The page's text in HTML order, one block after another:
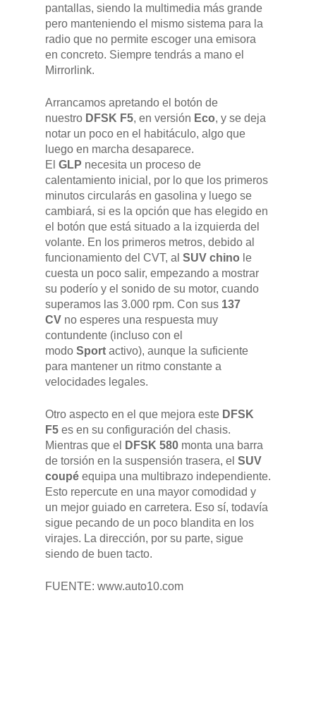
pantallas, siendo la multimedia más grande
pero manteniendo el mismo sistema para la
radio que no permite escoger una emisora
en concreto. Siempre tendrás a mano el
Mirrorlink.
Arrancamos apretando el botón de
nuestro DFSK F5, en versión Eco, y se deja
notar un poco en el habitáculo, algo que
luego en marcha desaparece.
El GLP necesita un proceso de
calentamiento inicial, por lo que los primeros
minutos circularás en gasolina y luego se
cambiará, si es la opción que has elegido en
el botón que está situado a la izquierda del
volante. En los primeros metros, debido al
funcionamiento del CVT, al SUV chino le
cuesta un poco salir, empezando a mostrar
su poderío y el sonido de su motor, cuando
superamos las 3.000 rpm. Con sus 137
CV no esperes una respuesta muy
contundente (incluso con el
modo Sport activo), aunque la suficiente
para mantener un ritmo constante a
velocidades legales.
Otro aspecto en el que mejora este DFSK
F5 es en su configuración del chasis.
Mientras que el
DFSK 580 monta una barra
de torsión en la suspensión trasera, el SUV
coupé equipa una multibrazo independiente.
Esto repercute en una mayor comodidad y
un mejor guiado en carretera. Eso sí, todavía
sigue pecando de un poco blandita en los
virajes. La dirección, por su parte, sigue
siendo de buen tacto.
FUENTE: www.auto10.com